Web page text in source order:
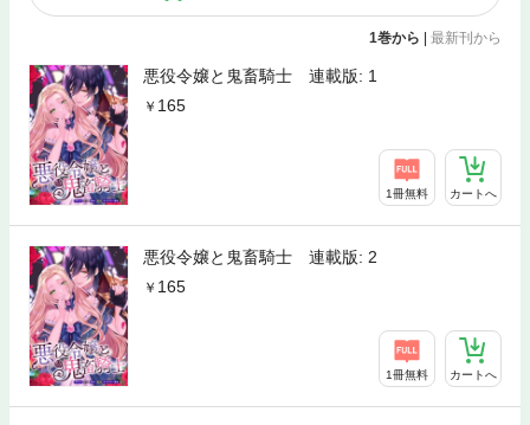
1巻から 最新刊から
悪役令嬢と鬼畜騎士 連載版: 1
165
1冊無料 カートへ
悪役令嬢と鬼畜騎士 連載版: 2
165
1冊無料 カートへ